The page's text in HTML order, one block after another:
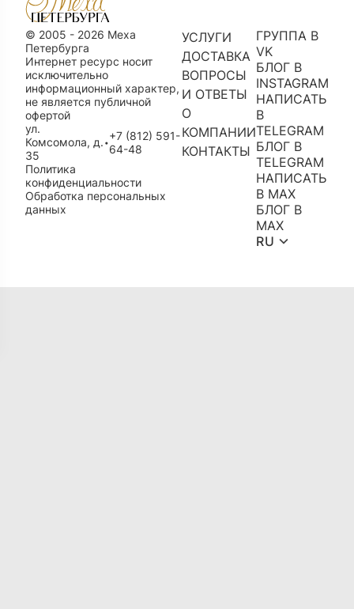
© 2005 - 2026 Меха
Петербурга
Интернет ресурс носит
исключительно
информационный характер,
не является публичной
офертой
ул.
Комсомола, д.
35
•+7 (812) 591-
64-48
Политика
конфиденциальности
Обработка персональных
данных
УСЛУГИ
ДОСТАВКА
ВОПРОСЫ
И ОТВЕТЫ
О
КОМПАНИИ
КОНТАКТЫ
ГРУППА В
VK
БЛОГ В
INSTAGRAM
НАПИСАТЬ
В
TELEGRAM
БЛОГ В
TELEGRAM
НАПИСАТЬ
В MAX
БЛОГ В
MAX
RU